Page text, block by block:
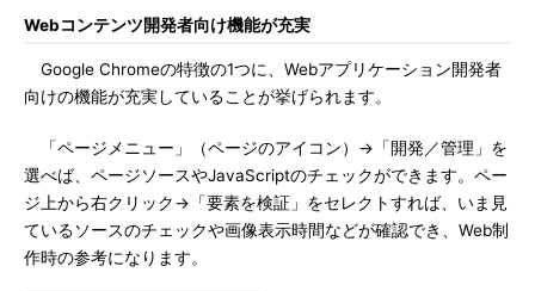
Webコンテンツ開発者向け機能が充実
Google Chromeの特徴の1つに、Webアプリケーション開発者
向けの機能が充実していることが挙げられます。
「ページメニュー」（ページのアイコン）→「開発／管理」を
選べば、ページソースやJavaScriptのチェックができます。ペー
ジ上から右クリック→「要素を検証」をセレクトすれば、いま見
ているソースのチェックや画像表示時間などが確認でき、Web制
作時の参考になります。